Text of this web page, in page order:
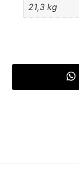
21,3 kg